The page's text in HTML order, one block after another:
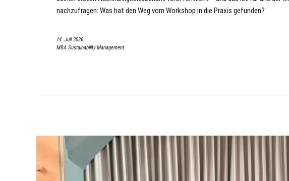
nachzufragen: Was hat den Weg vom Workshop in die Praxis gefunden?
14. Juli 2026
MBA Sustainability Management